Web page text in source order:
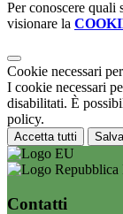
Per conoscere quali
visionare la
Cookie necessari
I cookie necessari
disabilitati. È
policy.
Accetta tutti
Contatti